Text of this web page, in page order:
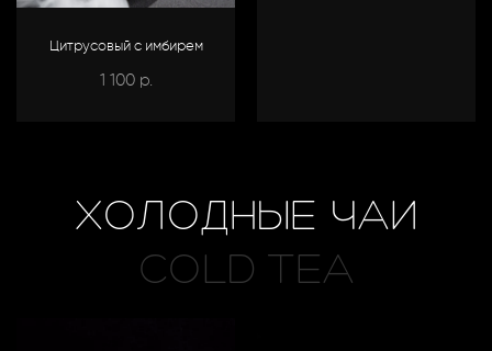
Цитрусовый с имбирем
1 100 р.
ХОЛОДНЫЕ ЧАИ
COLD TEA